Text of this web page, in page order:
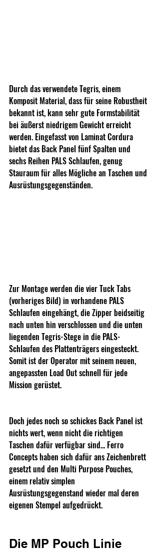
Durch das verwendete Tegris, einem
Komposit Material, dass für seine Robustheit
bekannt ist, kann sehr gute Formstabilität
bei äußerst niedrigem Gewicht erreicht
werden. Eingefasst von Laminat Cordura
bietet das Back Panel fünf Spalten und
sechs Reihen PALS Schlaufen, genug
Stauraum für alles Mögliche an Taschen und
Ausrüstungsgegenständen.
Zur Montage werden die vier Tuck Tabs
(vorheriges Bild) in vorhandene PALS
Schlaufen eingehängt, die Zipper beidseitig
nach unten hin verschlossen und die unten
liegenden Tegris-Stege in die PALS-
Schlaufen des Plattenträgers eingesteckt.
Somit ist der Operator mit seinem neuen,
angepassten Load Out schnell für jede
Mission gerüstet.
Doch jedes noch so schickes Back Panel ist
nichts wert, wenn nicht die richtigen
Taschen dafür verfügbar sind... Ferro
Concepts haben sich dafür ans Zeichenbrett
gesetzt und den Multi Purpose Pouches,
einem relativ simplen
Ausrüstungsgegenstand wieder mal deren
eigenen Stempel aufgedrückt.
Die MP Pouch Linie